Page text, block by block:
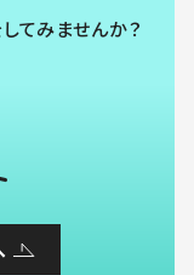
てみませんか？